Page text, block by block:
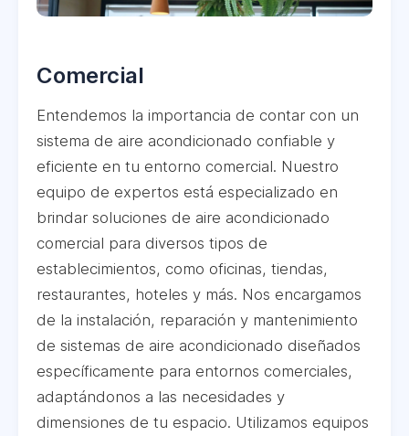
Comercial
Entendemos la importancia de contar con un
sistema de aire acondicionado confiable y
eficiente en tu entorno comercial. Nuestro
equipo de expertos está especializado en
brindar soluciones de aire acondicionado
comercial para diversos tipos de
establecimientos, como oficinas, tiendas,
restaurantes, hoteles y más. Nos encargamos
de la instalación, reparación y mantenimiento
de sistemas de aire acondicionado diseñados
específicamente para entornos comerciales,
adaptándonos a las necesidades y
dimensiones de tu espacio. Utilizamos equipos